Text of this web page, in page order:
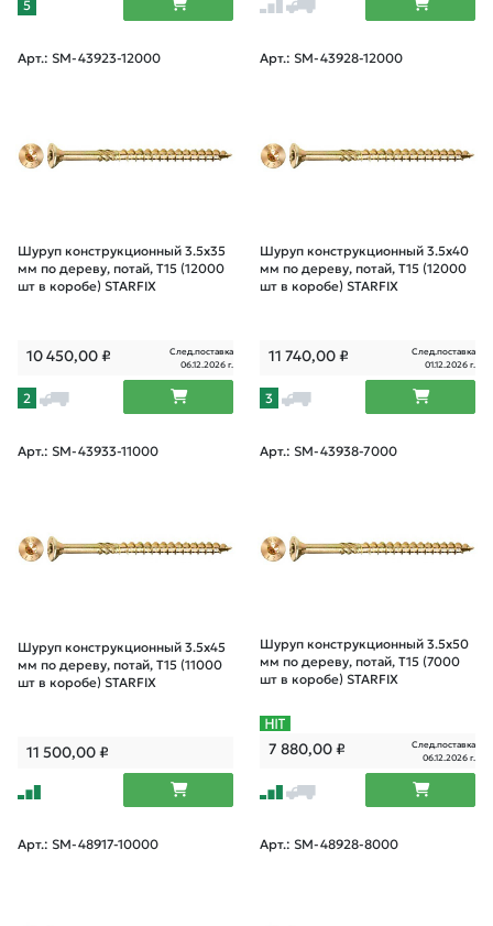
5
Арт.: SM-43923-12000
Шуруп конструкционный 3.5х35
мм по дереву, потай, T15 (12000
шт в коробе) STARFIX
10 450,00₽
След.поставка
06.12.2026 г.
2
Арт.: SM-43928-12000
Шуруп конструкционный 3.5х40
мм по дереву, потай, T15 (12000
шт в коробе) STARFIX
11 740,00₽
След.поставка
01.12.2026 г.
3
Арт.: SM-43933-11000
Шуруп конструкционный 3.5х45
мм по дереву, потай, T15 (11000
шт в коробе) STARFIX
11 500,00₽
Арт.: SM-43938-7000
Шуруп конструкционный 3.5х50
мм по дереву, потай, T15 (7000
шт в коробе) STARFIX
7 880,00₽
След.поставка
06.12.2026 г.
Арт.: SM-48917-10000 Арт.: SM-48928-8000